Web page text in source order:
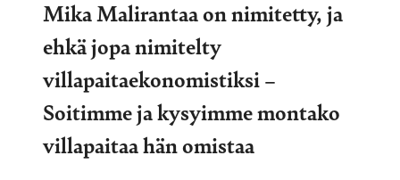
Mika Malirantaa on nimitetty, ja
ehkä jopa nimitelty
villapaitaekonomistiksi –
Soitimme ja kysyimme montako
villapaitaa hän omistaa